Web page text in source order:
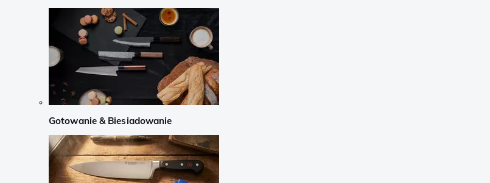
Gotowanie & Biesiadowanie